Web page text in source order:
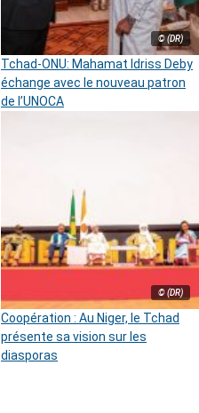
© (DR)
Tchad-ONU: Mahamat Idriss Deby
échange avec le nouveau patron
de l’UNOCA
© (DR)
Coopération : Au Niger, le Tchad
présente sa vision sur les
diasporas